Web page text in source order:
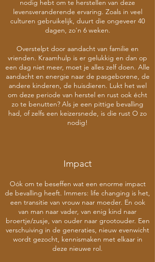
nodig hebt om te herstellen van deze
levensveranderende ervaring. Zoals in veel
culturen gebruikelijk, duurt die ongeveer 40
dagen, zo'n 6 weken.
Overstelpt door aandacht van familie en
vrienden. Kraamhulp is er gelukkig en dan op
een dag niet meer, moet je alles zelf doen. Alle
aandacht en energie naar de pasgeborene, de
andere kinderen, de huisdieren. Lukt het wel
om deze periode van herstel en rust ook écht
zo te benutten? Als je een pittige bevalling
had, of zelfs een keizersnede, is die rust O zo
nodig!
Impact
Oók om te beseffen wat een enorme impact
de bevalling heeft. Immers: life changing is het,
een transitie van vrouw naar moeder. En ook
van man naar vader, van enig kind naar
broertje/zusje, van ouder naar grootouder. Een
verschuiving in de generaties, nieuw evenwicht
wordt gezocht, kennismaken met elkaar in
deze nieuwe rol.